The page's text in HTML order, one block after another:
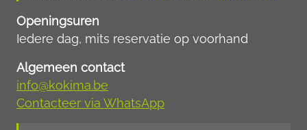
Openingsuren
Iedere dag, mits reservatie op voorhand
Algemeen contact
info@kokima.be
Contacteer via WhatsApp